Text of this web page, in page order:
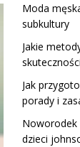
Moda
subkultury
Jakie
Jak
porady i
Noworodek
dzieci